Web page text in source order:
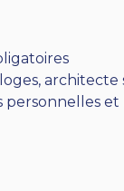
personnelles